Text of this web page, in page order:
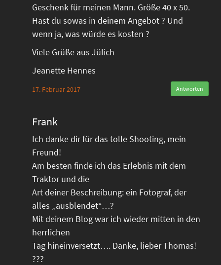
Geschenk für meinen Mann. Größe 40 x 50.
Hast du sowas in deinem Angebot ? Und
wenn ja, was würde es kosten ?
Viele Grüße aus Jülich
Jeanette Hennes
17. Februar 2017 Antworten
Frank
Ich danke dir für das tolle Shooting, mein
Freund!
Am besten finde ich das Erlebnis mit dem
Traktor und die
Art deiner Beschreibung: ein Fotograf, der
alles „ausblendet“…?
Mit deinem Blog war ich wieder mitten in den
herrlichen
Tag hineinversetzt…. Danke, lieber Thomas!
???